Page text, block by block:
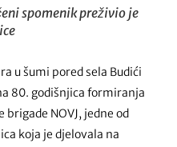
spomenik preživio je
u šumi pored sela Budići
80. godišnjica formiranja
NOVJ, jedne od
koja je djelovala na